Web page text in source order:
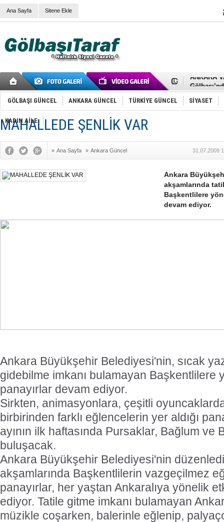
Ana Sayfa Sitene Ekle
Cemal
Samet
FAİZ
Mikail
Gölbaşı
GÖLBAŞI GÜNCEL ANKARA GÜNCEL TÜRKİYE GÜNCEL SİYASET
KADIN AİLE
MAHALLEDE ŞENLİK VAR
» Ana Sayfa » Ankara Güncel 31.07.2009
Ankara
akşamlarında
Başkentlilere
devam ediyor.
Ankara Büyükşehir Belediyesi'nin, sıcak
gidebilme imkanı bulamayan Başkentlilere
panayırlar devam ediyor.
Sirkten, animasyonlara, çeşitli
birbirinden farklı eğlencelerin yer aldığı
ayının ilk haftasında Pursaklar, Bağlum ve
buluşacak.
Ankara Büyükşehir Belediyesi'nin
akşamlarında Başkentlilerin vazgeçilmez
panayırlar, her yaştan Ankaralıya yönelik
ediyor. Tatile gitme imkanı bulamayan
müzikle coşarken, balerinle eğlenip,